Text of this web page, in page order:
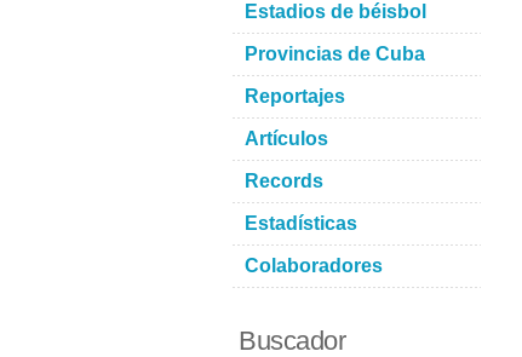
Estadios de béisbol
Provincias de Cuba
Reportajes
Artículos
Records
Estadísticas
Colaboradores
Buscador